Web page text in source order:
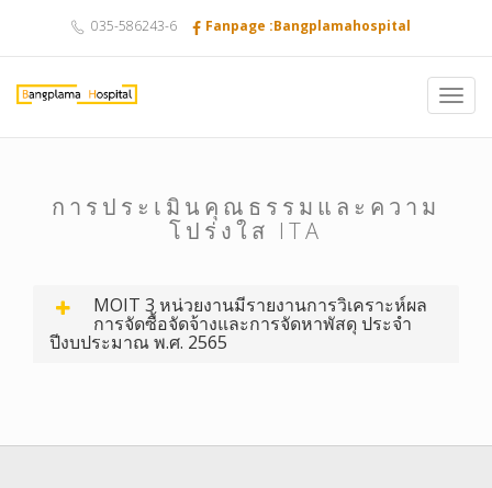
035-586243-6 Fanpage :Bangplamahospital
การประเมินคุณธรรมและความ
โปร่งใส ITA
MOIT 3 หน่วยงานมีรายงานการวิเคราะห์ผล
การจัดซื้อจัดจ้างและการจัดหาพัสดุ ประจำ
ปีงบประมาณ พ.ศ. 2565